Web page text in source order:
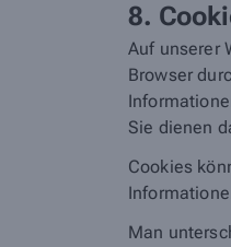
8.
Auf unserer
Browser
Sie dienen
Cookies
Man